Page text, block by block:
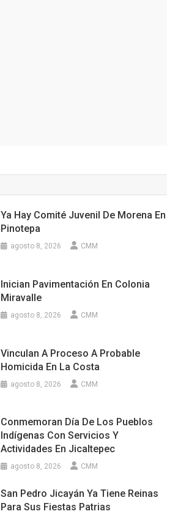
Ya Hay Comité Juvenil De Morena En
Pinotepa
agosto 8, 2026 CMM
Inician Pavimentación En Colonia
Miravalle
agosto 8, 2026 CMM
Vinculan A Proceso A Probable
Homicida En La Costa
agosto 8, 2026 CMM
Conmemoran Día De Los Pueblos
Indígenas Con Servicios Y
Actividades En Jicaltepec
agosto 8, 2026 CMM
San Pedro Jicayán Ya Tiene Reinas
Para Sus Fiestas Patrias